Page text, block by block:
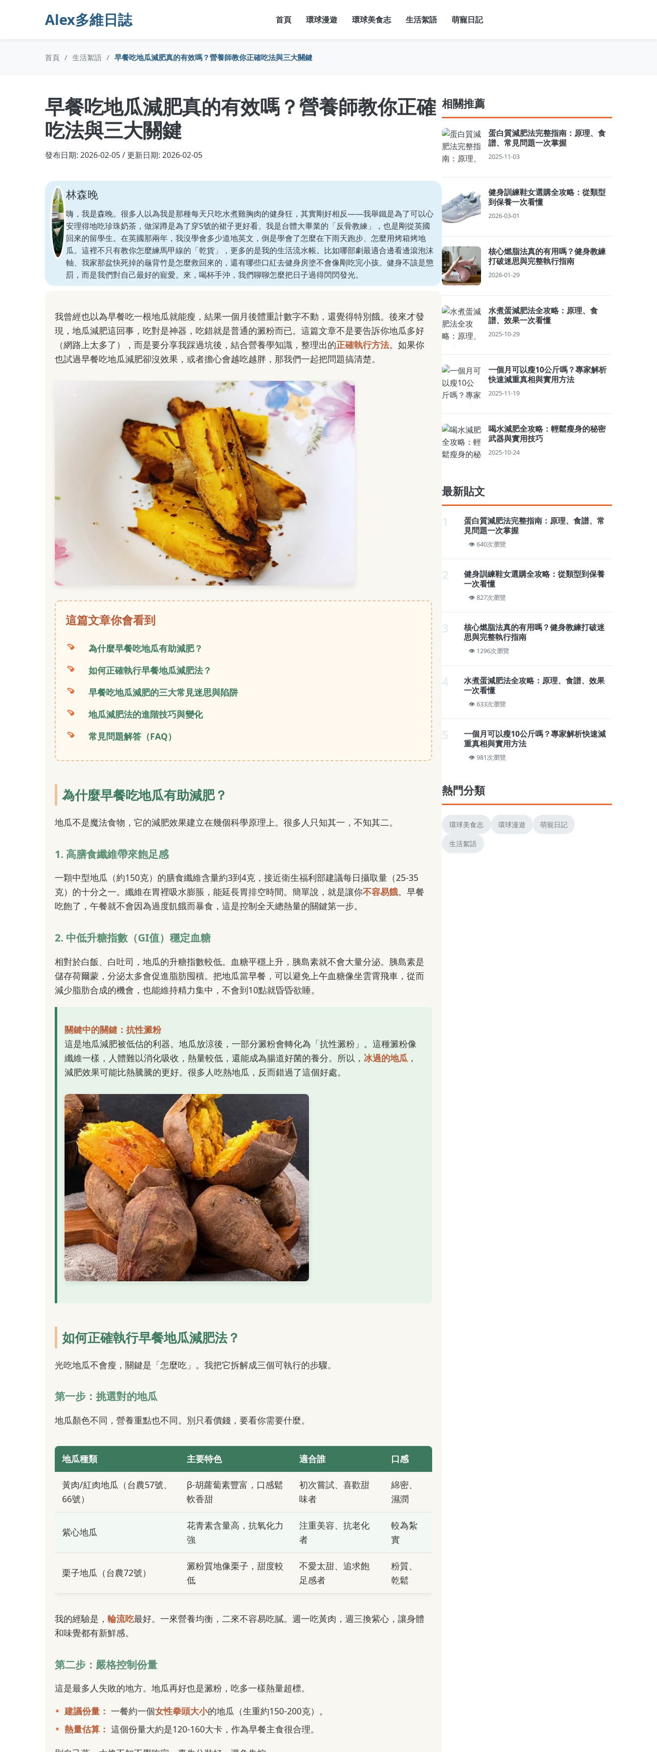
Alex多維日誌 首頁 環球漫遊 環球美食志 生活絮語 萌寵日記
首頁 / 生活絮語 / 早餐吃地瓜減肥真的有效嗎？營養師教你正確吃法與三大關鍵
早餐吃地瓜減肥真的有效嗎？營養師教你正確
吃法與三大關鍵
發布日期: 2026-02-05 / 更新日期: 2026-02-05
林森晚
嗨，我是森晚。很多人以為我是那種每天只吃水煮雞胸肉的健身狂，其實剛好相反——我舉鐵是為了可以心
安理得地吃珍珠奶茶，做深蹲是為了穿S號的裙子更好看。我是台體大畢業的「反骨教練」，也是剛從英國
回來的留學生。在英國那兩年，我沒學會多少道地英文，倒是學會了怎麼在下雨天跑步、怎麼用烤箱烤地
瓜。這裡不只有教你怎麼練馬甲線的「乾貨」，更多的是我的生活流水帳。比如哪部劇最適合邊看邊滾泡沫
軸、我家那盆快死掉的龜背竹是怎麼救回來的，還有哪些口紅去健身房塗不會像剛吃完小孩。健身不該是懲
罰，而是我們對自己最好的寵愛。來，喝杯手沖，我們聊聊怎麼把日子過得閃閃發光。
我曾經也以為早餐吃一根地瓜就能瘦，結果一個月後體重計數字不動，還覺得特別餓。後來才發
現，地瓜減肥這回事，吃對是神器，吃錯就是普通的澱粉而已。這篇文章不是要告訴你地瓜多好
（網路上太多了），而是要分享我踩過坑後，結合營養學知識，整理出的正確執行方法。如果你
也試過早餐吃地瓜減肥卻沒效果，或者擔心會越吃越胖，那我們一起把問題搞清楚。
這篇文章你會看到
為什麼早餐吃地瓜有助減肥？
如何正確執行早餐地瓜減肥法？
早餐吃地瓜減肥的三大常見迷思與陷阱
地瓜減肥法的進階技巧與變化
常見問題解答（FAQ）
為什麼早餐吃地瓜有助減肥？
地瓜不是魔法食物，它的減肥效果建立在幾個科學原理上。很多人只知其一，不知其二。
1. 高膳食纖維帶來飽足感
一顆中型地瓜（約150克）的膳食纖維含量約3到4克，接近衛生福利部建議每日攝取量（25-35
克）的十分之一。纖維在胃裡吸水膨脹，能延長胃排空時間。簡單說，就是讓你不容易餓。早餐
吃飽了，午餐就不會因為過度飢餓而暴食，這是控制全天總熱量的關鍵第一步。
2. 中低升糖指數（GI值）穩定血糖
相對於白飯、白吐司，地瓜的升糖指數較低。血糖平穩上升，胰島素就不會大量分泌。胰島素是
儲存荷爾蒙，分泌太多會促進脂肪囤積。把地瓜當早餐，可以避免上午血糖像坐雲霄飛車，從而
減少脂肪合成的機會，也能維持精力集中，不會到10點就昏昏欲睡。
關鍵中的關鍵：抗性澱粉
這是地瓜減肥被低估的利器。地瓜放涼後，一部分澱粉會轉化為「抗性澱粉」。這種澱粉像
纖維一樣，人體難以消化吸收，熱量較低，還能成為腸道好菌的養分。所以， 冰過的地瓜 ，
減肥效果可能比熱騰騰的更好。很多人吃熱地瓜，反而錯過了這個好處。
如何正確執行早餐地瓜減肥法？
光吃地瓜不會瘦，關鍵是「怎麼吃」。我把它拆解成三個可執行的步驟。
第一步：挑選對的地瓜
地瓜顏色不同，營養重點也不同。別只看價錢，要看你需要什麼。
地瓜種類 主要特色 適合誰 口感
黃肉/紅肉地瓜（台農57號、
66號）
β-胡蘿蔔素豐富，口感鬆
軟香甜
初次嘗試、喜歡甜
味者
綿密、
濕潤
紫心地瓜
花青素含量高，抗氧化力
強
注重美容、抗老化
者
較為紮
實
栗子地瓜（台農72號）
澱粉質地像栗子，甜度較
低
不愛太甜、追求飽
足感者
粉質、
乾鬆
我的經驗是， 輪流吃最好。一來營養均衡，二來不容易吃膩。週一吃黃肉，週三換紫心，讓身體
和味覺都有新鮮感。
第二步：嚴格控制份量
這是最多人失敗的地方。地瓜再好也是澱粉，吃多一樣熱量超標。
建議份量： 一餐約一個女性拳頭大小的地瓜（生重約150-200克）。
熱量估算： 這個份量大約是120-160大卡，作為早餐主食很合理。
相關推薦
蛋白質減肥法完整指南：原理、食
譜、常見問題一次掌握
2025-11-03
健身訓練鞋女選購全攻略：從類型
到保養一次看懂
2026-03-01
核心燃脂法真的有用嗎？健身教練
打破迷思與完整執行指南
2026-01-29
水煮蛋減肥法全攻略：原理、食
譜、效果一次看懂
2025-10-29
一個月可以瘦10公斤嗎？專家解析
快速減重真相與實用方法
2025-11-19
喝水減肥全攻略：輕鬆瘦身的秘密
武器與實用技巧
2025-10-24
最新貼文
蛋白質減肥法完整指南：原理、食譜、常
見問題一次掌握
640次瀏覽
健身訓練鞋女選購全攻略：從類型到保養
一次看懂
827次瀏覽
核心燃脂法真的有用嗎？健身教練打破迷
思與完整執行指南
1296次瀏覽
水煮蛋減肥法全攻略：原理、食譜、效果
一次看懂
633次瀏覽
一個月可以瘦10公斤嗎？專家解析快速減
重真相與實用方法
981次瀏覽
熱門分類
環球美食志 環球漫遊 萌寵日記
生活絮語